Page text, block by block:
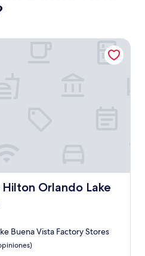
Hilton Orlando Lake
Orlando Lake Buena Vista
Buena Vista Factory Stores
Lake Buena Vista South